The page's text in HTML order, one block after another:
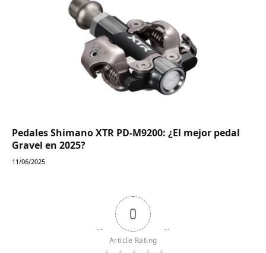
Pedales Shimano XTR PD-M9200: ¿El mejor pedal
Gravel en 2025?
11/06/2025
0
Article Rating